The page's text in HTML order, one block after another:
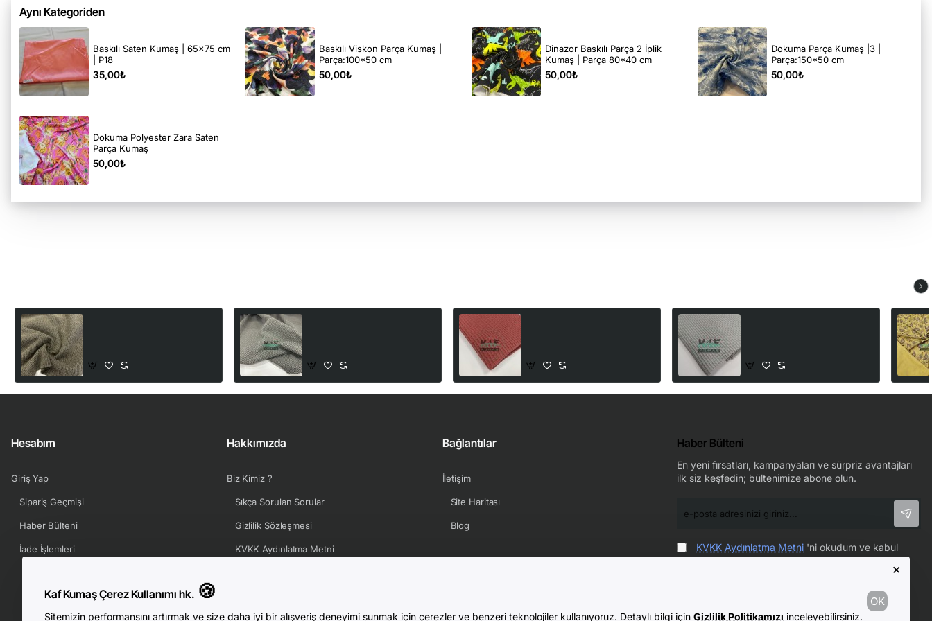
Kaf Kumaş Çerez Kullanımı hk. 🍪
Sitemizin performansını artırmak ve size daha iyi bir alışveriş deneyimi sunmak için çerezler ve benzeri teknolojiler kullanıyoruz. Detaylı bilgi için Gizlilik Politikamızı inceleyebilirsiniz.
×
OK
Aynı Kategoriden
Baskılı Saten Kumaş | 65x75 cm
| P18
35,00₺
Baskılı Viskon Parça Kumaş |
Parça:100*50 cm
50,00₺
Dinazor Baskılı Parça 2 İplik
Kumaş | Parça 80*40 cm
50,00₺
Dokuma Parça Kumaş |3 |
Parça:150*50 cm
50,00₺
Dokuma Polyester Zara Saten
Parça Kumaş
50,00₺
Hesabım
Giriş Yap
Sipariş Geçmişi
Haber Bülteni
İade İşlemleri
Hakkımızda
Biz Kimiz ?
Sıkça Sorulan Sorular
Gizlilik Sözleşmesi
KVKK Aydınlatma Metni
Bağlantılar
İletişim
Site Haritası
Blog
Haber Bülteni
En yeni fırsatları, kampanyaları ve sürpriz avantajları
ilk siz keşfedin; bültenimize abone olun.
posta
KVKK Aydınlatma Metni 'ni okudum ve kabul
ediyorum.